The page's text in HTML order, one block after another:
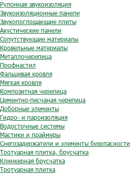
Рулонная звукоизоляция
Звукоизоляционные панели
Звукопоглощающие плиты
Акустические панели
Сопутствующие материалы
Кровельные материалы
Металлочерепица
Профнастил
Фальцевая кровля
Мягкая кровля
Композитная черепица
Цементно-песчаная черепица
Доборные элементы
Гидро- и пароизоляция
Водосточные системы
Мастики и праймеры
Снегозадержатели и элементы безопасности
Тротуарная плитка, брусчатка
Клинкерная брусчатка
Тротуарная плитка